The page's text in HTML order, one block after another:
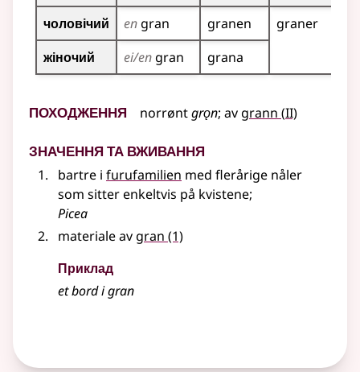
чоловічий
en gran granen
graner
жіночий
ei/en gran grana
Походження norrøntgrǫn; av grann (2
II)
Значення та вживання
bartre i furufamilien med flerårige nåler
som sitter enkeltvis på kvistene;
Picea
materiale av gran (1)
Приклад
et bord igran